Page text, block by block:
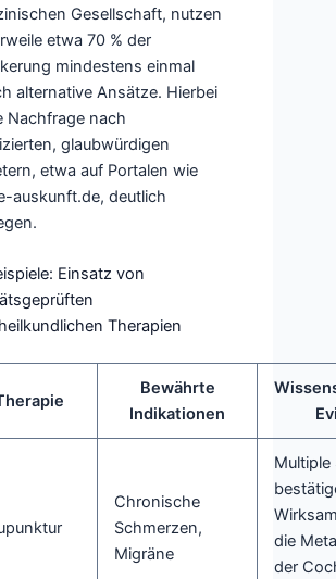
Gesellschaft, nutzen
etwa 70 % der
mindestens einmal
alternative Ansätze. Hierbei
Nachfrage nach
glaubwürdigen
etwa auf Portalen wie
auskunft.de, deutlich
Einsatz von
Therapien
Bewährte
Indikationen
Chronische
Schmerzen,
Migräne
Multiple
die
der